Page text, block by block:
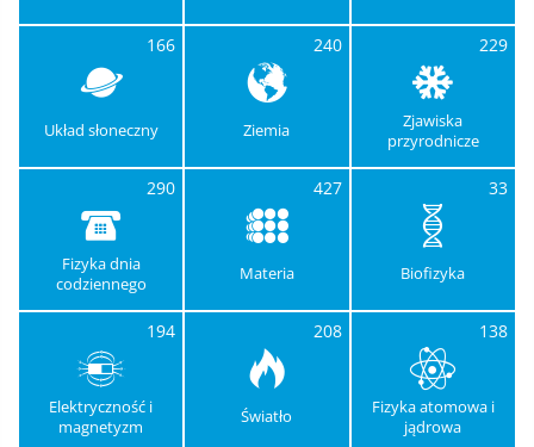
166
Układ słoneczny
240
Ziemia
229
Zjawiska
przyrodnicze
290
Fizyka dnia
codziennego
427
Materia
33
Biofizyka
194
Elektryczność i
magnetyzm
208
Światło
138
Fizyka atomowa i
jądrowa